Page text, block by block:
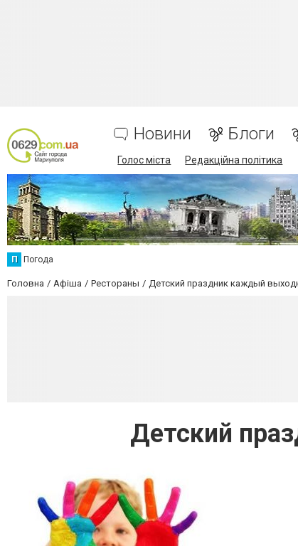
Новини Блоги
Голос міста Редакційна політика
П Погода
Головна Афіша Рестораны Детский праздник каждый
Детский